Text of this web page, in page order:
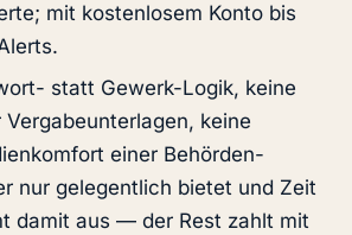
mit kostenlosem Konto bis
statt Gewerk-Logik, keine
keine
einer Behörden-
nur gelegentlich bietet und Zeit
damit aus — der Rest zahlt mit